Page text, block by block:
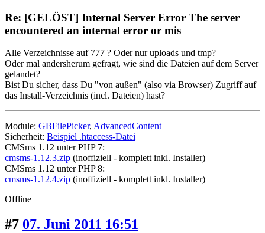
Re: [GELÖST] Internal Server Error The server
encountered an internal error or mis
Alle Verzeichnisse auf 777 ? Oder nur uploads und tmp?
Oder mal andersherum gefragt, wie sind die Dateien auf dem Server
gelandet?
Bist Du sicher, dass Du "von außen" (also via Browser) Zugriff auf
das Install-Verzeichnis (incl. Dateien) hast?
Module: GBFilePicker, AdvancedContent
Sicherheit: Beispiel .htaccess-Datei
CMSms 1.12 unter PHP 7:
cmsms-1.12.3.zip (inoffiziell - komplett inkl. Installer)
CMSms 1.12 unter PHP 8:
cmsms-1.12.4.zip (inoffiziell - komplett inkl. Installer)
Offline
#7 07. Juni 2011 16:51